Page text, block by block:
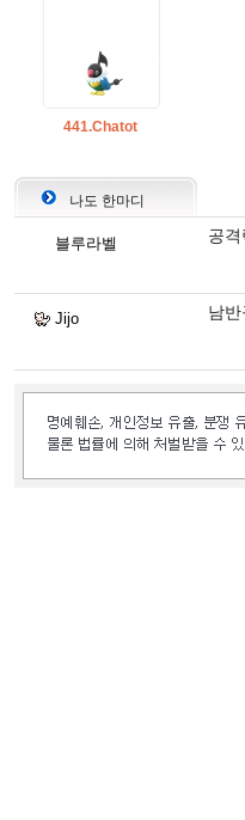
441.Chatot
나도 한마디
블루라벨 공
Jijo 남